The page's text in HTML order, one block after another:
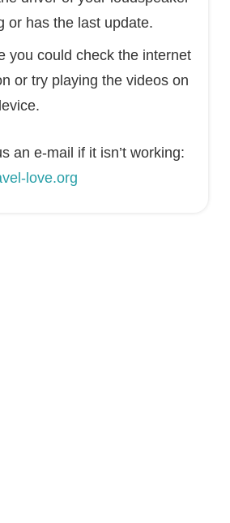
or has the last update.
you could check the internet
or try playing the videos on
an e-mail if it isn’t working:
love.org